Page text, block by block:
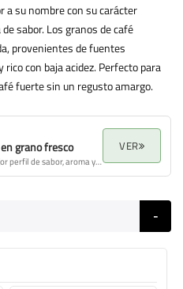
a su nombre con su carácter
sabor. Los granos de café
provenientes de fuentes
con baja acidez. Perfecto para
fuerte sin un regusto amargo.
grano fresco
Un café recién tostado con mejor perfil de sabor, aroma y calidad general.
VER